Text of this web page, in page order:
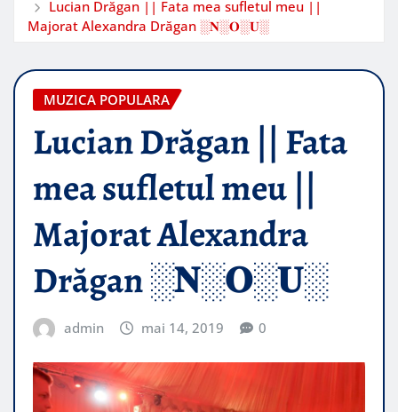
Lucian Drăgan || Fata mea sufletul meu ||
Majorat Alexandra Drăgan ░𝐍░𝐎░𝐔░
MUZICA POPULARA
Lucian Drăgan || Fata
mea sufletul meu ||
Majorat Alexandra
Drăgan ░𝐍░𝐎░𝐔░
admin mai 14, 2019 0